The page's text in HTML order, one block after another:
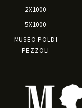
2X1000
5X1000
MUSEO POLDI
PEZZOLI